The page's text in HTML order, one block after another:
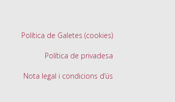
Política de Galetes (cookies)
Política de privadesa
Nota legal i condicions d’ús